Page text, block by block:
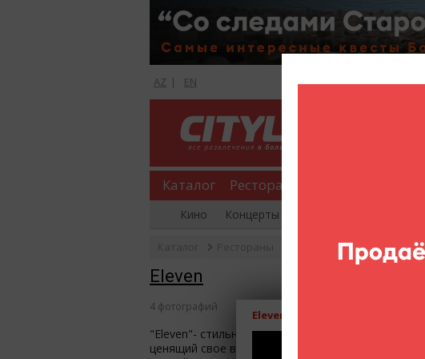
AZ | EN
Каталог Рестораны
Кино Концерты
Фото
Eleven
Eleven
4 фотографий
"Eleven"- стильный клуб, расположенный на 11
ценящий свое время, уют и комфорт. Каждый